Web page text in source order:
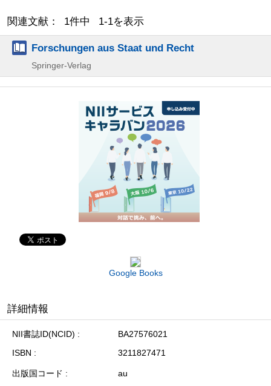
関連文献： 1件中 1-1を表示
Forschungen aus Staat und Recht
Springer-Verlag
Google Books
詳細情報
NII書誌ID(NCID)
BA27576021
ISBN
3211827471
出版国コード
au